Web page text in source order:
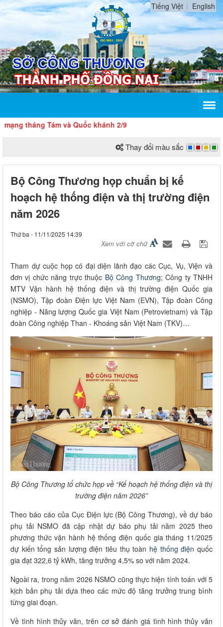
Tiếng Việt English
khánh 2/9
Thay đổi màu sắc
Bộ Công Thương họp chuẩn bị kế
hoạch hệ thống điện và thị trường điện
năm 2026
Thứ ba - 11/11/2025 14:39
Xem với cỡ chữ
Tham dự cuộc họp có đại diện lãnh đạo các Cục, Vụ, Viện và
đơn vị chức năng trực thuộc Bộ Công Thương; Công ty TNHH
MTV Vận hành hệ thống điện và thị trường điện Quốc gia
(NSMO), Tập đoàn Điện lực Việt Nam (EVN), Tập đoàn Công
nghiệp - Năng lượng Quốc gia Việt Nam (Petrovietnam) và Tập
đoàn Công nghiệp Than - Khoáng sản Việt Nam (TKV)…
Bộ Công Thương tổ chức họp về “Kế hoạch hệ thống điện và thị
trường điện năm 2026”
Theo báo cáo của Cục Điện lực (Bộ Công Thương), về dự báo
phụ tải NSMO đã cập nhật dự báo phụ tải năm 2025 theo
phương thức vận hành hệ thống điện quốc gia tháng 11/2025
dự kiến tổng sản lượng điện tiêu thụ toàn hệ thống điện quốc
gia đạt 322,6 tỷ kWh, tăng trưởng 4,5% so với năm 2024.
Ngoài ra, trong năm 2026 NSMO cũng thực hiện tính toán với 5
kịch bản phụ tải dựa theo các mức độ tăng trưởng trung bình
từng giai đoạn.
Về tình hình thủy văn, trên cơ sở đánh giá tình hình thủy văn